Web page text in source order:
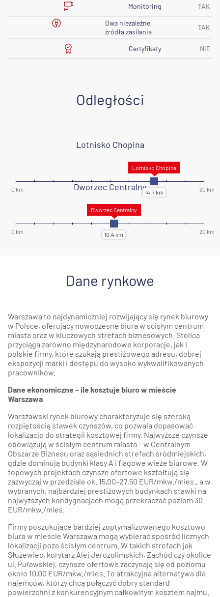
Monitoring
TAK
Dwa niezależne
źródła zasilania
TAK
Certyfikaty NIE
Odległości
Lotnisko Chopina
Dworzec Centralny
Dane rynkowe
Warszawa to najdynamiczniej rozwijający się rynek biurowy
w Polsce, oferujący nowoczesne biura w ścisłym centrum
miasta oraz w kluczowych strefach biznesowych. Stolica
przyciąga zarówno międzynarodowe korporacje, jak i
polskie firmy, które szukają prestiżowego adresu, dobrej
ekspozycji marki i dostępu do wysoko wykwalifikowanych
pracowników.
Dane ekonomiczne – ile kosztuje biuro w mieście
Warszawa
Warszawski rynek biurowy charakteryzuje się szeroką
rozpiętością stawek czynszów, co pozwala dopasować
lokalizację do strategii kosztowej firmy. Najwyższe czynsze
obowiązują w ścisłym centrum miasta – w Centralnym
Obszarze Biznesu oraz sąsiednich strefach śródmiejskich,
gdzie dominują budynki klasy A i flagowe wieże biurowe. W
topowych projektach czynsze ofertowe kształtują się
zazwyczaj w przedziale ok. 15,00–27,50 EUR/mkw./mies., a w
wybranych, najbardziej prestiżowych budynkach stawki na
najwyższych kondygnacjach mogą przekraczać poziom 30
EUR/mkw./mies.
Firmy poszukujące bardziej zoptymalizowanego kosztowo
biura w mieście Warszawa mogą wybierać spośród licznych
lokalizacji poza ścisłym centrum. W takich strefach jak
Służewiec, korytarz Alej Jerozolimskich, Zachód czy okolice
ul. Puławskiej, czynsze ofertowe zaczynają się od poziomu
około 10,00 EUR/mkw./mies. To atrakcyjna alternatywa dla
najemców, którzy chcą połączyć dobry standard
powierzchni z konkurencyjnym całkowitym kosztem najmu.